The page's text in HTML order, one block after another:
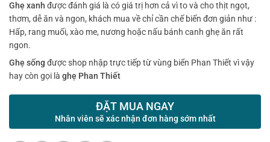
Ghẹ xanh được đánh giá là có giá trị hơn cả vì to và cho thịt ngọt,
thơm, dễ ăn và ngon, khách mua về chỉ cần chế biến đơn giản như :
Hấp, rang muối, xào me, nương hoặc nấu bánh canh ghẹ ăn rất
ngon.
Ghẹ sống được shop nhập trực tiếp từ vùng biển Phan Thiết vì vậy
hay còn gọi là ghẹ Phan Thiết
ĐẶT MUA NGAY
Nhân viên sẽ xác nhận đơn hàng sớm nhất